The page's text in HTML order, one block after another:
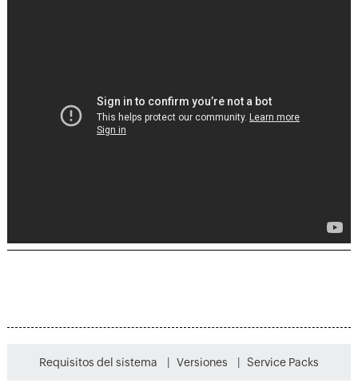
Requisitos del sistema Versiones Service Packs